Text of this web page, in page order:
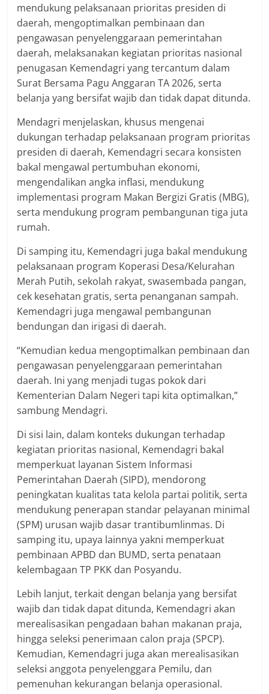
mendukung pelaksanaan prioritas presiden di
daerah, mengoptimalkan pembinaan dan
pengawasan penyelenggaraan pemerintahan
daerah, melaksanakan kegiatan prioritas nasional
penugasan Kemendagri yang tercantum dalam
Surat Bersama Pagu Anggaran TA 2026, serta
belanja yang bersifat wajib dan tidak dapat ditunda.
Mendagri menjelaskan, khusus mengenai
dukungan terhadap pelaksanaan program prioritas
presiden di daerah, Kemendagri secara konsisten
bakal mengawal pertumbuhan ekonomi,
mengendalikan angka inflasi, mendukung
implementasi program Makan Bergizi Gratis (MBG),
serta mendukung program pembangunan tiga juta
rumah.
Di samping itu, Kemendagri juga bakal mendukung
pelaksanaan program Koperasi Desa/Kelurahan
Merah Putih, sekolah rakyat, swasembada pangan,
cek kesehatan gratis, serta penanganan sampah.
Kemendagri juga mengawal pembangunan
bendungan dan irigasi di daerah.
“Kemudian kedua mengoptimalkan pembinaan dan
pengawasan penyelenggaraan pemerintahan
daerah. Ini yang menjadi tugas pokok dari
Kementerian Dalam Negeri tapi kita optimalkan,”
sambung Mendagri.
Di sisi lain, dalam konteks dukungan terhadap
kegiatan prioritas nasional, Kemendagri bakal
memperkuat layanan Sistem Informasi
Pemerintahan Daerah (SIPD), mendorong
peningkatan kualitas tata kelola partai politik, serta
mendukung penerapan standar pelayanan minimal
(SPM) urusan wajib dasar trantibumlinmas. Di
samping itu, upaya lainnya yakni memperkuat
pembinaan APBD dan BUMD, serta penataan
kelembagaan TP PKK dan Posyandu.
Lebih lanjut, terkait dengan belanja yang bersifat
wajib dan tidak dapat ditunda, Kemendagri akan
merealisasikan pengadaan bahan makanan praja,
hingga seleksi penerimaan calon praja (SPCP).
Kemudian, Kemendagri juga akan merealisasikan
seleksi anggota penyelenggara Pemilu, dan
pemenuhan kekurangan belanja operasional.